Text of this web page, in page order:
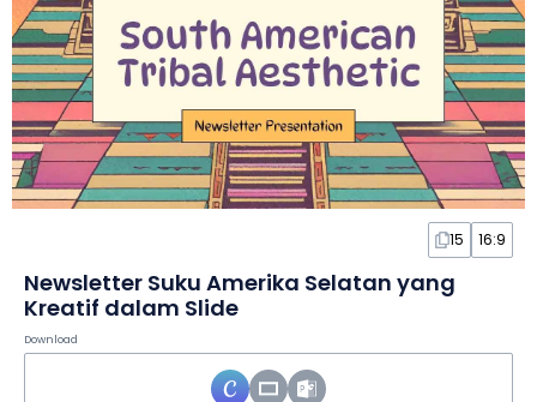
15 16:9
Newsletter Suku Amerika Selatan yang
Kreatif dalam Slide
Download